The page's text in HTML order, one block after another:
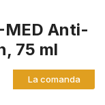
MED Anti-
75 ml
La comanda